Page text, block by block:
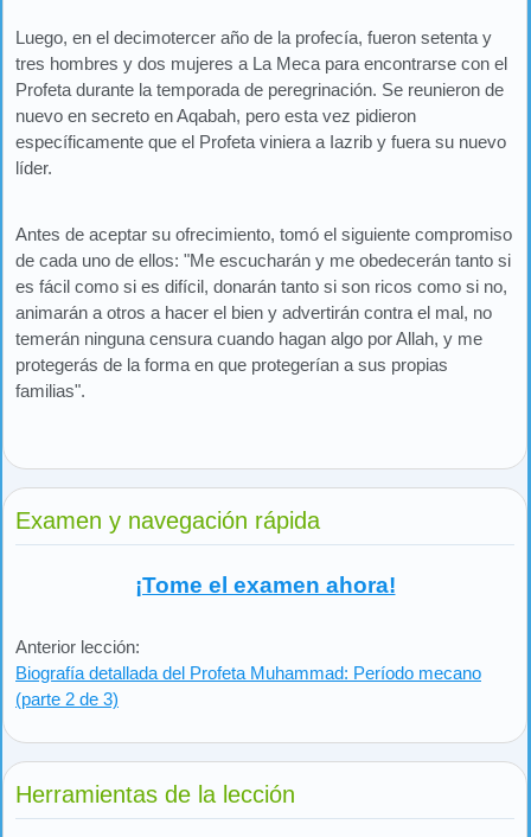
Luego, en el decimotercer año de la profecía, fueron setenta y
tres hombres y dos mujeres a La Meca para encontrarse con el
Profeta durante la temporada de peregrinación. Se reunieron de
nuevo en secreto en Aqabah, pero esta vez pidieron
específicamente que el Profeta viniera a Iazrib y fuera su nuevo
líder.
Antes de aceptar su ofrecimiento, tomó el siguiente compromiso
de cada uno de ellos: "Me escucharán y me obedecerán tanto si
es fácil como si es difícil, donarán tanto si son ricos como si no,
animarán a otros a hacer el bien y advertirán contra el mal, no
temerán ninguna censura cuando hagan algo por Allah, y me
protegerás de la forma en que protegerían a sus propias
familias".
Examen y navegación rápida
¡Tome el examen ahora!
Anterior lección:
Biografía detallada del Profeta Muhammad: Período mecano
(parte 2 de 3)
Herramientas de la lección